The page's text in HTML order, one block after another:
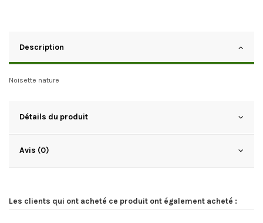
Description
Noisette nature
Détails du produit
Avis (0)
Les clients qui ont acheté ce produit ont également acheté :